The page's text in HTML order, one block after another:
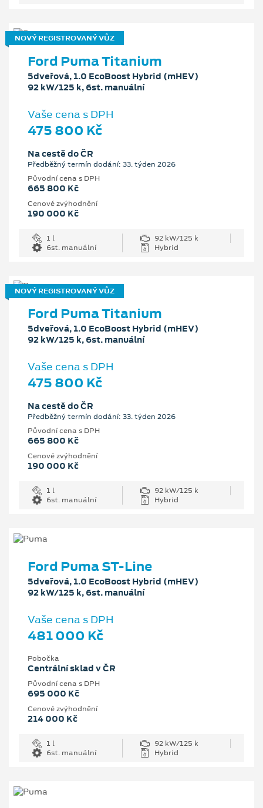
NOVÝ REGISTROVANÝ VŮZ
Ford Puma Titanium
5dveřová, 1.0 EcoBoost Hybrid (mHEV)
92 kW/125 k, 6st. manuální
Vaše cena s DPH
475 800 Kč
Na cestě do ČR
Předběžný termín dodání: 33. týden 2026
Původní cena s DPH
665 800 Kč
Cenové zvýhodnění
190 000 Kč
1 l
92 kW/125 k
6st. manuální
Hybrid
NOVÝ REGISTROVANÝ VŮZ
Ford Puma Titanium
5dveřová, 1.0 EcoBoost Hybrid (mHEV)
92 kW/125 k, 6st. manuální
Vaše cena s DPH
475 800 Kč
Na cestě do ČR
Předběžný termín dodání: 33. týden 2026
Původní cena s DPH
665 800 Kč
Cenové zvýhodnění
190 000 Kč
1 l
92 kW/125 k
6st. manuální
Hybrid
Ford Puma ST-Line
5dveřová, 1.0 EcoBoost Hybrid (mHEV)
92 kW/125 k, 6st. manuální
Vaše cena s DPH
481 000 Kč
Pobočka
Centrální sklad v ČR
Původní cena s DPH
695 000 Kč
Cenové zvýhodnění
214 000 Kč
1 l
92 kW/125 k
6st. manuální
Hybrid